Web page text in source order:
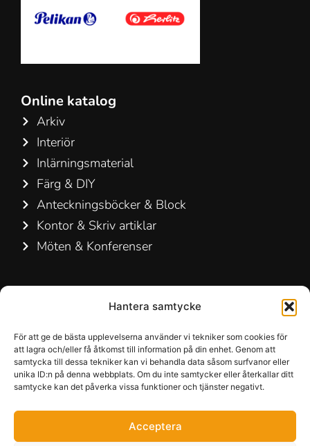
Hantera samtycke
För att ge de bästa upplevelserna använder vi tekniker som cookies för
att lagra och/eller få åtkomst till information på din enhet. Genom att
samtycka till dessa tekniker kan vi behandla data såsom surfvanor eller
unika ID:n på denna webbplats. Om du inte samtycker eller återkallar ditt
samtycke kan det påverka vissa funktioner och tjänster negativt.
Acceptera
Online katalog
Arkiv
Interiör
Inlärningsmaterial
Färg & DIY
Anteckningsböcker & Block
Kontor & Skriv artiklar
Möten & Konferenser
Hirsemarken 5, st. th.
3520 Farum
Danmark
+45 48 16 50 00
info-dk@hamelinbrands.com